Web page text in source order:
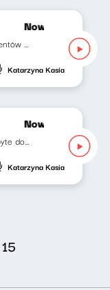
Nowy świt
Katarzyna Kasia
Nowy świt
Katarzyna Kasia
15